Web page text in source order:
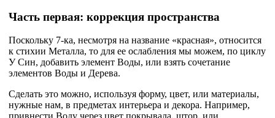
Часть первая: коррекция пространства
Поскольку 7-ка, несмотря на название «красная», относится
к стихии Металла, то для ее ослабления мы можем, по циклу
У Син, добавить элемент Воды, или взять сочетание
элементов Воды и Дерева.
Сделать это можно, используя форму, цвет, или материалы,
нужные нам, в предметах интерьера и декора. Например,